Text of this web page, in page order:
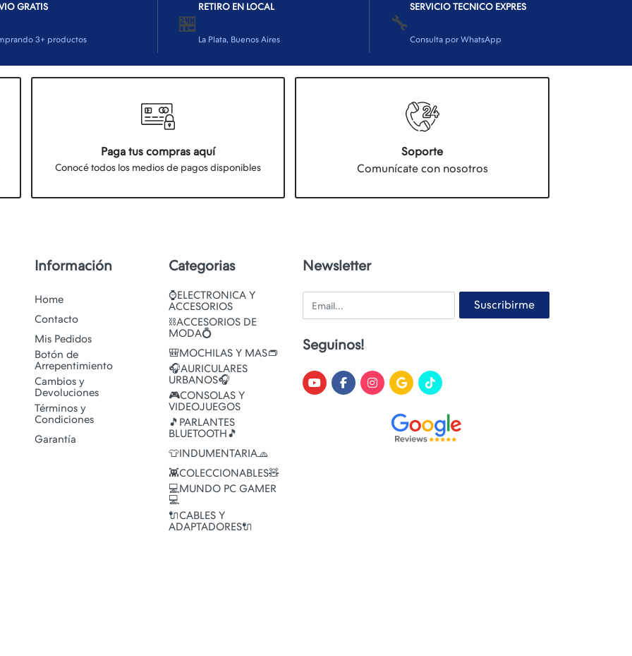
GRATIS
3+ productos
🏪
RETIRO EN LOCAL
La Plata, Buenos Aires
🔧
SERVICIO TECNICO EXPRES
Consulta por WhatsApp
Paga tus compras aquí
Conocé todos los medios de pagos disponibles
Soporte
Comunícate con nosotros
Información
Home
Contacto
Mis Pedidos
Botón de
Arrepentimiento
Cambios y
Devoluciones
Términos y
Condiciones
Garantía
Categorias
⌚ELECTRONICA Y
ACCESORIOS
⛓️ACCESORIOS DE
MODA💍
🎒MOCHILAS Y MAS👝
🎧AURICULARES
URBANOS🎧
🎮CONSOLAS Y
VIDEOJUEGOS
🎵PARLANTES
BLUETOOTH🎵
👕INDUMENTARIA🧢
👾COLECCIONABLES🧸
💻MUNDO PC GAMER
💻
🔌CABLES Y
ADAPTADORES🔌
Newsletter
Email Suscribirme
Seguinos!